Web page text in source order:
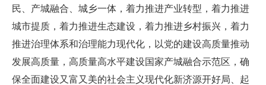
民、产城融合、城乡一体，着力推进产业转型，着力推进
城市提质，着力推进生态建设，着力推进乡村振兴，着力
推进治理体系和治理能力现代化，以党的建设高质量推动
发展高质量，高质量高水平建设国家产城融合示范区，确
保全面建设又富又美的社会主义现代化新济源开好局、起